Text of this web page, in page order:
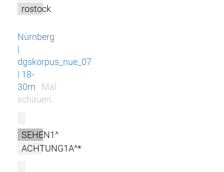
rostock
Nürnberg
|
dgskorpus_nue_07
| 18-
30m
Mal
schauen.
SEHEN1^
ACHTUNG1A^*